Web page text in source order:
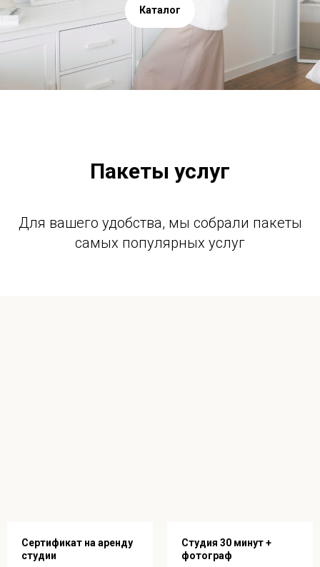
Каталог
Пакеты услуг
Для вашего удобства, мы собрали пакеты
самых популярных услуг
Сертификат на аренду
студии
Студия 30 минут +
фотограф